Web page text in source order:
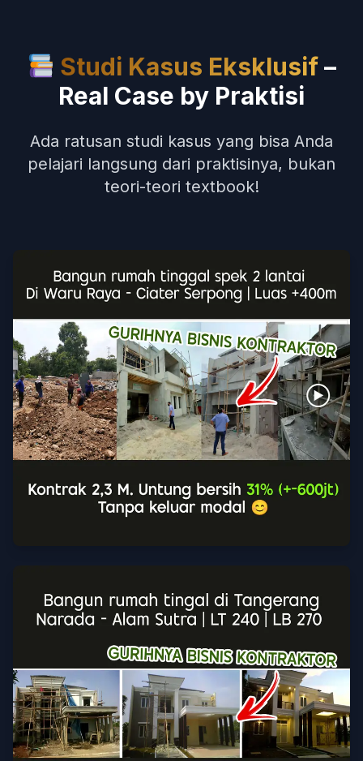
Studi Kasus Eksklusif–
Real Case by Praktisi
Ada ratusan studi kasus yang bisa Anda
pelajari langsung dari praktisinya, bukan
teori-teori textbook!